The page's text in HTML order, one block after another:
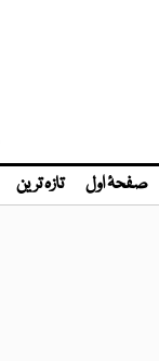
صفحۂ اول تازہ ترین